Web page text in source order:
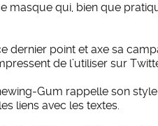
masque qui, bien que
dernier point et axe sa
de l’utiliser sur
Gum rappelle son
liens avec les textes.